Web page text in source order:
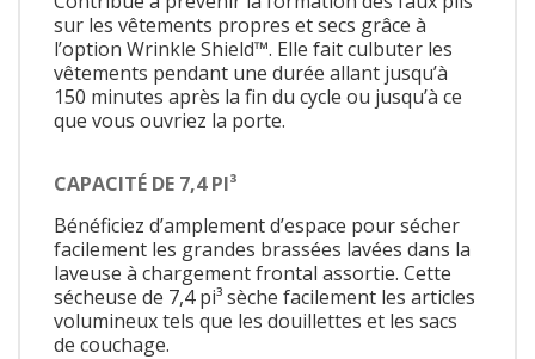
sur les vêtements propres et secs grâce à
l’option Wrinkle Shield™. Elle fait culbuter les
vêtements pendant une durée allant jusqu’à
150 minutes après la fin du cycle ou jusqu’à ce
que vous ouvriez la porte.
CAPACITÉ DE 7,4 PI³
Bénéficiez d’amplement d’espace pour sécher
facilement les grandes brassées lavées dans la
laveuse à chargement frontal assortie. Cette
sécheuse de 7,4 pi³ sèche facilement les articles
volumineux tels que les douillettes et les sacs
de couchage.